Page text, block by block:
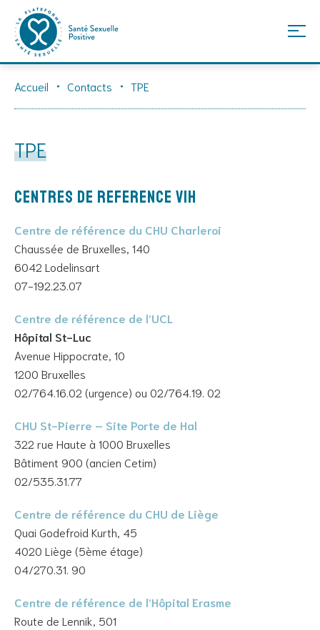
Accueil Contacts TPE
TPE
CENTRES DE REFERENCE VIH
Centre de référence du CHU Charleroi
Chaussée de Bruxelles, 140
6042 Lodelinsart
07-192.23.07
Centre de référence de l’UCL
Hôpital St-Luc
Avenue Hippocrate, 10
1200 Bruxelles
02/764.16.02 (urgence) ou 02/764.19. 02
CHU St-Pierre – Site Porte de Hal
322 rue Haute à 1000 Bruxelles
Bâtiment 900 (ancien Cetim)
02/535.31.77
Centre de référence du CHU de Liège
Quai Godefroid Kurth, 45
4020 Liège (5ème étage)
04/270.31. 90
Centre de référence de l’Hôpital Erasme
Route de Lennik, 501